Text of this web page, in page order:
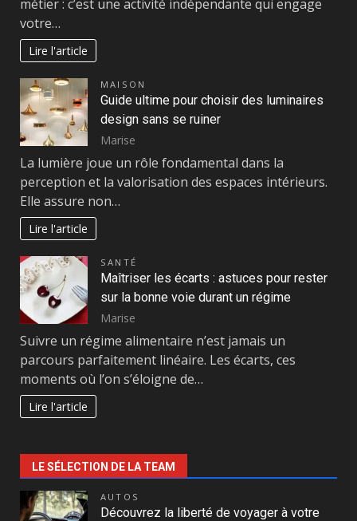
métier : c’est une activité indépendante qui engage
votre…
Lire l'article
MAISON
Guide ultime pour choisir des luminaires
design sans se ruiner
Marise
La lumière joue un rôle fondamental dans la
perception et la valorisation des espaces intérieurs.
Elle assure non…
Lire l'article
SANTÉ
Maîtriser les écarts : astuces pour rester
sur la bonne voie durant un régime
Marise
Suivre un régime alimentaire n’est jamais un
parcours parfaitement linéaire. Les écarts, ces
moments où l’on s’éloigne de…
Lire l'article
LE SÉLECTION DE LA TEAM
AUTOS
Découvrez la liberté de voyager à votre